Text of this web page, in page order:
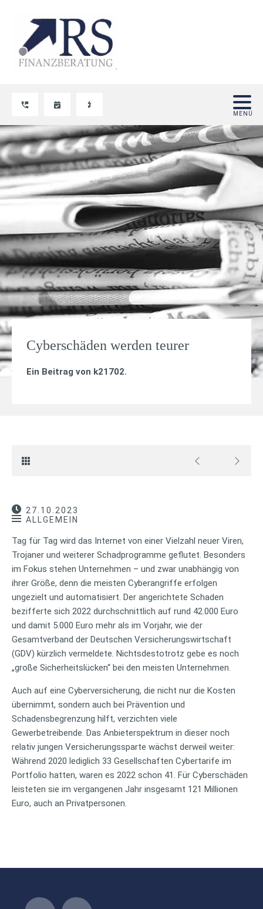
Cyberschäden werden teurer
Ein Beitrag von k21702.
27.10.2023
ALLGEMEIN
Tag für Tag wird das Internet von einer Vielzahl neuer Viren,
Trojaner und weiterer Schadprogramme geflutet. Besonders
im Fokus stehen Unternehmen – und zwar unabhängig von
ihrer Größe, denn die meisten Cyberangriffe erfolgen
ungezielt und automatisiert. Der angerichtete Schaden
bezifferte sich 2022 durchschnittlich auf rund 42.000 Euro
und damit 5.000 Euro mehr als im Vorjahr, wie der
Gesamtverband der Deutschen Versicherungswirtschaft
(GDV) kürzlich vermeldete. Nichtsdestotrotz gebe es noch
„große Sicherheitslücken“ bei den meisten Unternehmen.
Auch auf eine Cyberversicherung, die nicht nur die Kosten
übernimmt, sondern auch bei Prävention und
Schadensbegrenzung hilft, verzichten viele
Gewerbetreibende. Das Anbieterspektrum in dieser noch
relativ jungen Versicherungssparte wächst derweil weiter:
Während 2020 lediglich 33 Gesellschaften Cybertarife im
Portfolio hatten, waren es 2022 schon 41. Für Cyberschäden
leisteten sie im vergangenen Jahr insgesamt 121 Millionen
Euro, auch an Privatpersonen.